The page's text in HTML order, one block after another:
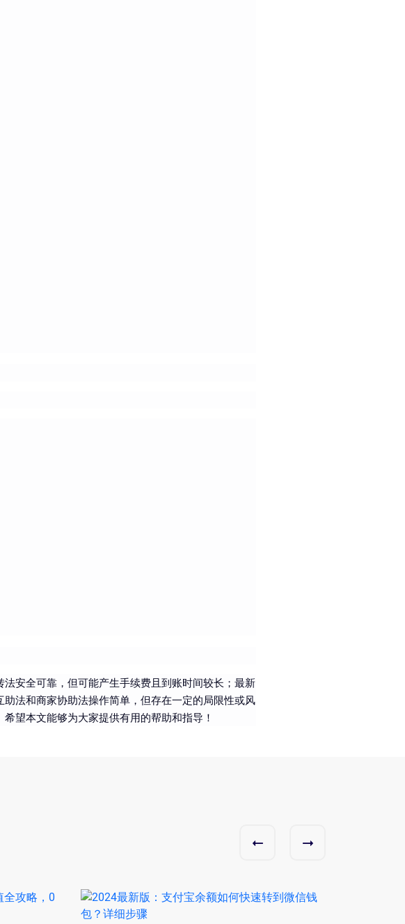
安全可靠，但可能产生手续费且到账时间较长；最新
法和商家协助法操作简单，但存在一定的局限性或风
望本文能够为大家提供有用的帮助和指导！